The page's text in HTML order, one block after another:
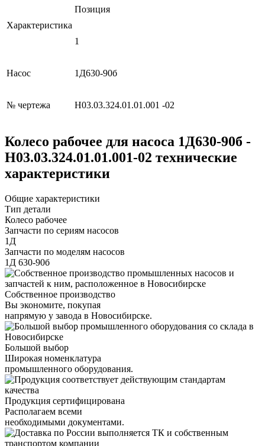
Характеристика
Позиция
1
Насос 1Д630-90б
№ чертежа Н03.03.324.01.01.001 -02
Колесо рабочее для насоса 1Д630-90б -
Н03.03.324.01.01.001-02 технические
характеристики
Общие характеристики
Тип детали
Колесо рабочее
Запчасти по сериям насосов
1Д
Запчасти по моделям насосов
1Д 630-90б
Собственное производство
Вы экономите, покупая
напрямую у завода в Новосибирске.
Большой выбор
Широкая номенклатура
промышленного оборудования.
Продукция сертифицирована
Располагаем всеми
необходимыми документами.